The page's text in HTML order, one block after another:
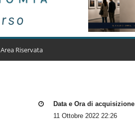
Area Riservata
Data e Ora di acquisizione
11 Ottobre 2022 22:26